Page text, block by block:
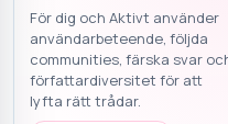
För dig och Aktivt använder
användarbeteende, följda
communities, färska svar
författardiversitet för att
lyfta rätt trådar.